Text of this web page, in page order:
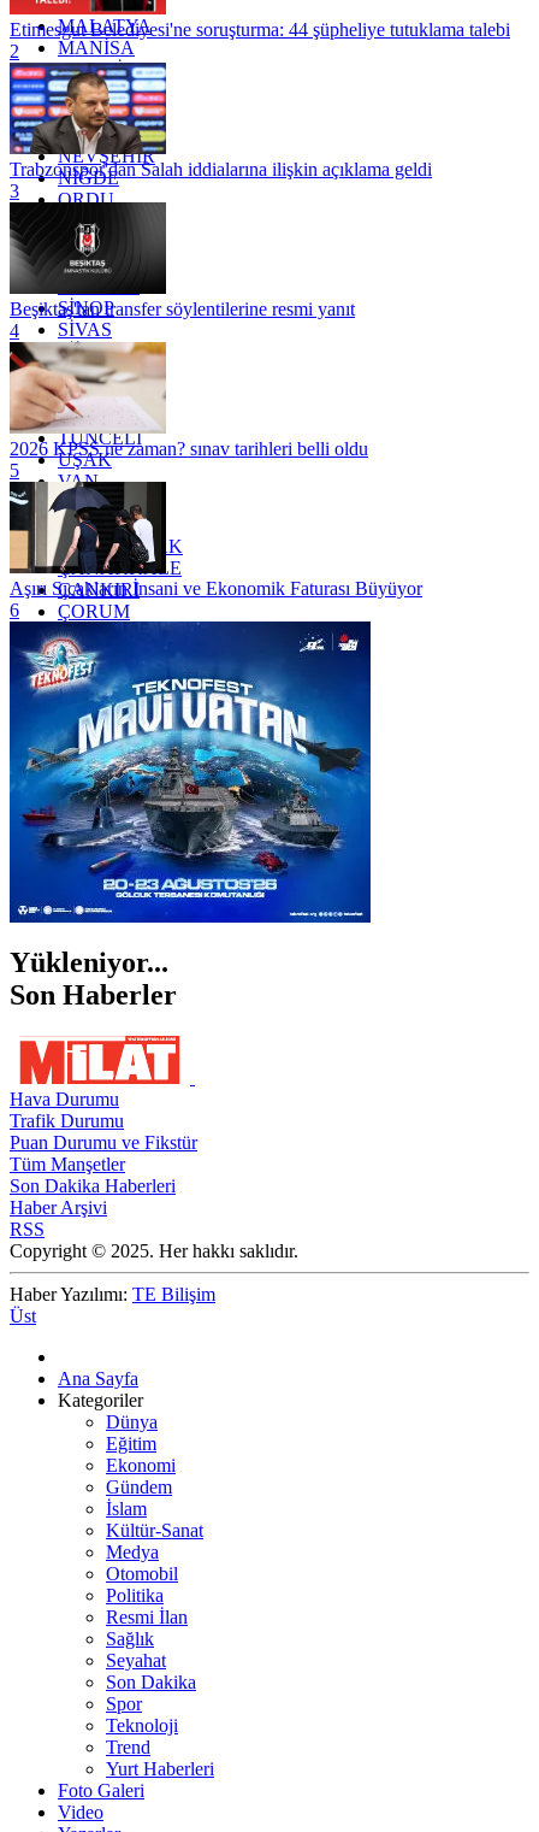
KİLİS
MALATYA
MANİSA
MARDİN
MERSİN
MUĞLA
MUŞ
NEVŞEHİR
NİĞDE
ORDU
OSMANİYE
RİZE
SAKARYA
SİNOP
SİVAS
SİİRT
TEKİRDAĞ
TOKAT
TRABZON
TUNCELİ
UŞAK
VAN
YALOVA
YOZGAT
ZONGULDAK
ÇANAKKALE
ÇANKIRI
ÇORUM
İSTANBUL
İZMİR
ŞANLIURFA
ŞIRNAK
Etimesgut Belediyesi'ne soruşturma: 44 şüpheliye tutuklama talebi
2
Trabzonspor'dan Salah iddialarına ilişkin açıklama geldi
3
Beşiktaş'tan transfer söylentilerine resmi yanıt
4
2026 KPSS ne zaman? sınav tarihleri belli oldu
5
Aşırı Sıcakların İnsani ve Ekonomik Faturası Büyüyor
6
Yükleniyor...
Son Haberler
Hava Durumu
Trafik Durumu
Puan Durumu ve Fikstür
Tüm Manşetler
Son Dakika Haberleri
Haber Arşivi
RSS
Copyright © 2025. Her hakkı saklıdır.
Haber Yazılımı: TE Bilişim
Üst
Ana Sayfa
Kategoriler
Dünya
Eğitim
Ekonomi
Gündem
İslam
Kültür-Sanat
Medya
Otomobil
Politika
Resmi İlan
Sağlık
Seyahat
Son Dakika
Spor
Teknoloji
Trend
Yurt Haberleri
Foto Galeri
Video